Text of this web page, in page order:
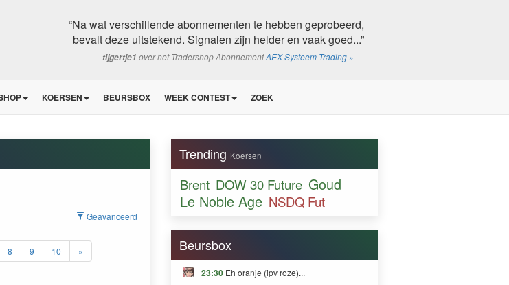
“Na wat verschillende abonnementen te hebben geprobeerd,
bevalt deze uitstekend. Signalen zijn helder en vaak goed...”
tijgertje1 over het Tradershop AbonnementAEX Systeem Trading »
KOERSEN BEURSBOX WEEK CONTEST ZOEK
Geavanceerd
8 9 10 »
Trending Koersen
Brent DOW 30 Future Goud
Le Noble Age NSDQ Fut
Beursbox
23:30 Eh oranje (ipv roze)...